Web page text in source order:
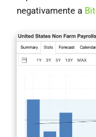
negativamente a